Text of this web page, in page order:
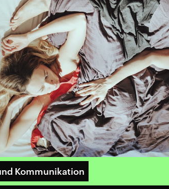
Kommunikation